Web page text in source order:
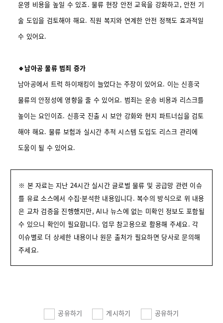
운영 비용을 높일 수 있죠. 물류 현장 안전 교육을 강화하고, 안전 기
술 도입을 검토해야 해요. 직원 복지와 연계한 안전 정책도 효과적일
수 있어요.
🔹남아공 물류 범죄 증가
남아공에서 트럭 하이재킹이 늘었다는 주장이 있어요. 이는 신흥국
물류의 안정성에 영향을 줄 수 있어요. 범죄는 운송 비용과 리스크를
높이는 요인이죠. 신흥국 진출 시 보안 강화와 현지 파트너십을 검토
해야 해요. 물류 보험과 실시간 추적 시스템 도입도 리스크 관리에
도움이 될 수 있어요.
※ 본 자료는 지난 24시간 실시간 글로벌 물류 및 공급망 관련 이슈
를 유료 소스에서 수집·분석한 내용입니다. 복수의 방식으로 위 내용
은 교차 검증을 진행했지만, AI나 뉴스에 없는 미확인 정보도 포함될
수 있으니 확인이 필요합니다. 업무 참고용으로 활용해 주세요. 각
이슈별로 더 상세한 내용이나 원문 출처가 필요하면 당사로 문의해
주세요.
공유하기 게시하기 공유하기